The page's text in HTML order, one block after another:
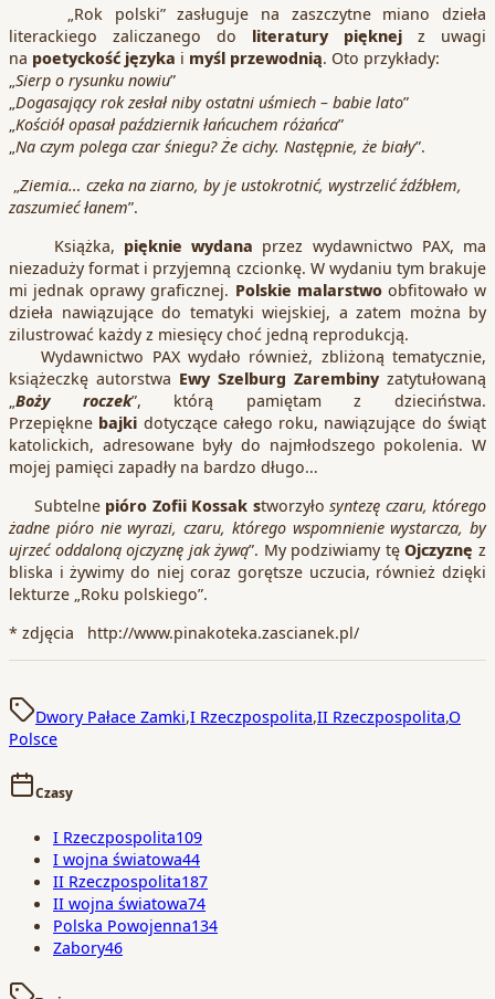
„Rok polski” zasługuje na zaszczytne miano dzieła
literackiego zaliczanego do literatury pięknej z uwagi
na poetyckość języka i myśl przewodnią. Oto przykłady:
Sierp o rysunku nowiu”
Dogasający rok zesłał niby ostatni uśmiech – babie lato”
Kościół opasał październik łańcuchem różańca”
Na czym polega czar śniegu? Że cichy. Następnie, że biały”.
Ziemia… czeka na ziarno, by je ustokrotnić, wystrzelić źdźbłem,
zaszumieć łanem”.
Książka, pięknie wydana przez wydawnictwo PAX, ma
niezaduży format i przyjemną czcionkę. W wydaniu tym brakuje
mi jednak oprawy graficznej. Polskie malarstwoobfitowało w
dzieła nawiązujące do tematyki wiejskiej, a zatem można by
zilustrować każdy z miesięcy choć jedną reprodukcją.
Wydawnictwo PAX wydało również, zbliżoną tematycznie,
książeczkę autorstwa Ewy Szelburg Zarembinyzatytułowaną
Boży roczek”, którą pamiętam z dzieciństwa.
Przepiękne bajki dotyczące całego roku, nawiązujące do świąt
katolickich, adresowane były do najmłodszego pokolenia. W
mojej pamięci zapadły na bardzo długo…
Subtelnepióro Zofii Kossak stworzyło syntezę czaru, którego
żadne pióro nie wyrazi, czaru, którego wspomnienie wystarcza, by
ujrzeć oddaloną ojczyznę jak żywą”. My podziwiamy tęOjczyznęz
bliska i żywimy do niej coraz gorętsze uczucia, również dzięki
lekturze „Roku polskiego”.
* zdjęcia http://www.pinakoteka.zascianek.pl/
Dwory Pałace Zamki,I Rzeczpospolita,II Rzeczpospolita,O
Polsce
Czasy
I Rzeczpospolita109
I wojna światowa44
II Rzeczpospolita187
II wojna światowa74
Polska Powojenna134
Zabory46